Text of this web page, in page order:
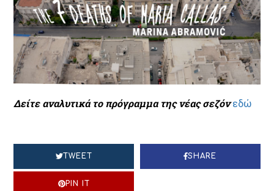
Δείτε αναλυτικά το πρόγραμμα της νέας σεζόνεδώ
TWEET SHARE
PIN IT